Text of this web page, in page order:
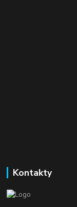
Kontakty